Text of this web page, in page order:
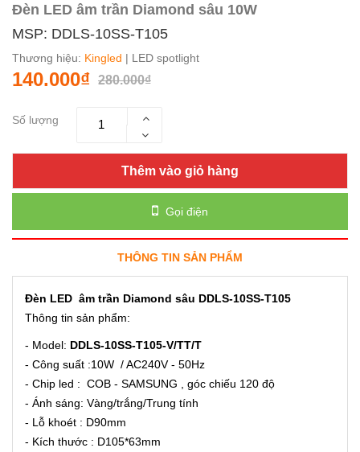
Đèn LED âm trần Diamond sâu 10W
MSP: DDLS-10SS-T105
Thương hiệu: Kingled | LED spotlight
140.000₫ 280.000₫
Số lượng
Thêm vào giỏ hàng
Gọi điện
THÔNG TIN SẢN PHẨM
Đèn LED âm trần Diamond sâu DDLS-10SS-T105
Thông tin sản phẩm:
- Model: DDLS-10SS-T105-V/TT/T
- Công suất :10W / AC240V - 50Hz
- Chip led : COB - SAMSUNG , góc chiếu 120 độ
- Ánh sáng: Vàng/trắng/Trung tính
- Lỗ khoét : D90mm
- Kích thước : D105*63mm